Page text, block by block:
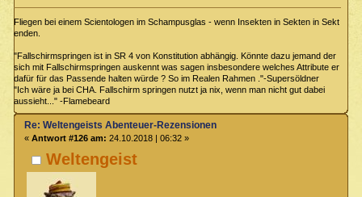
Fliegen bei einem Scientologen im Schampusglas - wenn Insekten in Sekten in Sekt
enden.
"Fallschirmspringen ist in SR 4 von Konstitution abhängig. Könnte dazu jemand der
sich mit Fallschirmspringen auskennt was sagen insbesondere welches Attribute er
dafür für das Passende halten würde ? So im Realen Rahmen ."-Supersöldner
"Ich wäre ja bei CHA. Fallschirm springen nutzt ja nix, wenn man nicht gut dabei
aussieht..." -Flamebeard
Weltengeist
Re: Weltengeists Abenteuer-Rezensionen
« Antwort #126 am: 24.10.2018 | 06:32 »